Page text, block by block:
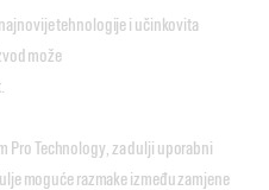
tehnologije i učinkovita
može
Pro Technology, za dulji uporabni
moguće razmake između zamjene